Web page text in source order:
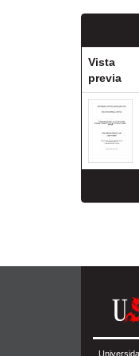
Vista
previa